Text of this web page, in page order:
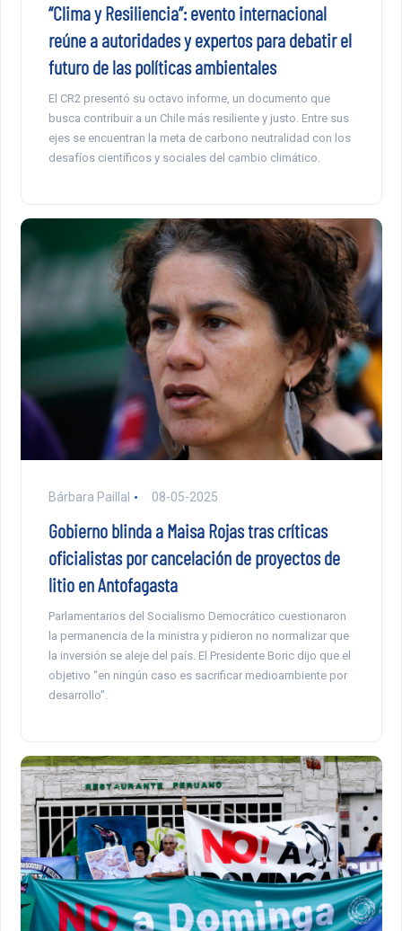
“Clima y Resiliencia”: evento internacional
reúne a autoridades y expertos para debatir el
futuro de las políticas ambientales
El CR2 presentó su octavo informe, un documento que
busca contribuir a un Chile más resiliente y justo. Entre sus
ejes se encuentran la meta de carbono neutralidad con los
desafíos científicos y sociales del cambio climático.
Bárbara Paillal 08-05-2025
Gobierno blinda a Maisa Rojas tras críticas
oficialistas por cancelación de proyectos de
litio en Antofagasta
Parlamentarios del Socialismo Democrático cuestionaron
la permanencia de la ministra y pidieron no normalizar que
la inversión se aleje del país. El Presidente Boric dijo que el
objetivo “en ningún caso es sacrificar medioambiente por
desarrollo”.